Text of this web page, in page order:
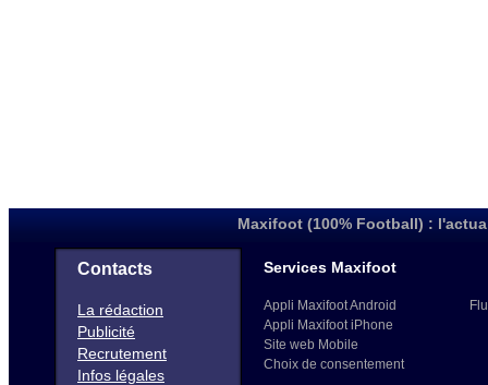
Maxifoot (100% Football) :
Contacts
La rédaction
Publicité
Recrutement
Infos légales
Services Maxifoot
Appli Maxifoot Android
Appli Maxifoot iPhone
Site web Mobile
Choix de consentement